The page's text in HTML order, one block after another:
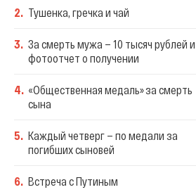
2. Тушенка, гречка и чай
3. За смерть мужа — 10 тысяч рублей и
фотоотчет о получении
4. «Общественная медаль» за смерть
сына
5. Каждый четверг — по медали за
погибших сыновей
6. Встреча с Путиным